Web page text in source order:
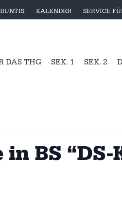
KALENDER SERVICE
DAS THG SEK. 1 SEK. 2
BS “DS-